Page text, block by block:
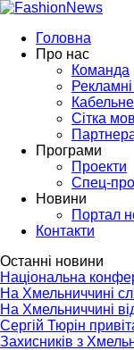
Головна
Про нас
Команда
Сітка
Програми
Проекти
Спец-
Новини
Портал
Контакти
Останні новини
Національна
На Хмельниччині
На Хмельниччині
Сергій Тюрін
Захисників з